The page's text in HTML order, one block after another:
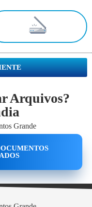
Arquivos?